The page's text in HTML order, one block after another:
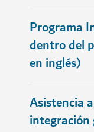
Programa
dentro del
en inglés)
Asistencia
integración